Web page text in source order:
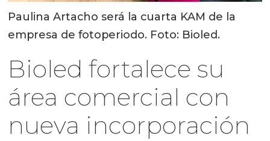
Paulina Artacho será la cuarta KAM de la
empresa de fotoperiodo. Foto: Bioled.
Bioled fortalece su
área comercial con
nueva incorporación